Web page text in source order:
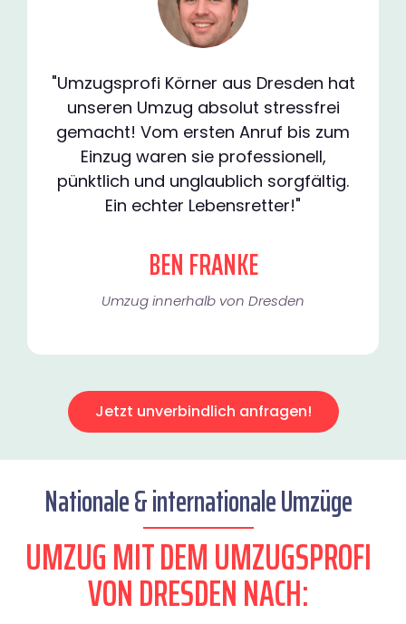
"Umzugsprofi Körner aus Dresden hat
unseren Umzug absolut stressfrei
gemacht! Vom ersten Anruf bis zum
Einzug waren sie professionell,
pünktlich und unglaublich sorgfältig.
Ein echter Lebensretter!"
BEN FRANKE
Umzug innerhalb von Dresden​
Jetzt unverbindlich anfragen!
Nationale & internationale Umzüge
UMZUG MIT DEM UMZUGSPROFI
VON DRESDEN NACH: